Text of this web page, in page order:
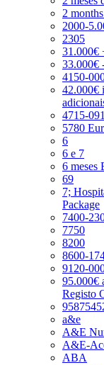
2
2000-
2305
31.000€
33.000€
4150-
42.000€
4715-
5780
6
6 e 7
6 meses
69
7;
Package
7400-
7750
8200
8600-
9120-
95.000€
Registo
a&e
A&E
A&E-
ABA